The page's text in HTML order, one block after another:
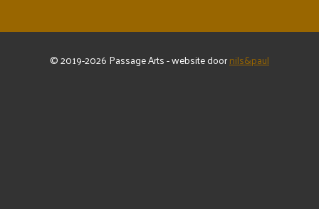
© 2019-2026 Passage Arts - website doornils&paul